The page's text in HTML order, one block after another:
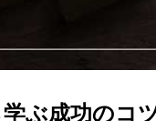
ぶ成功のコ